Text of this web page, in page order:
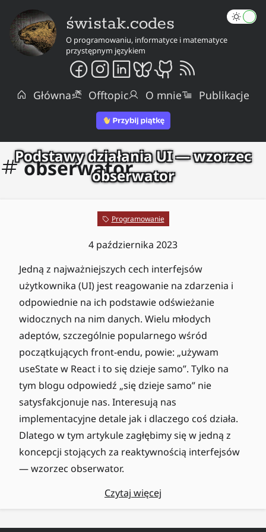
świstak.codes
O programowaniu, informatyce i matematyce
przystępnym językiem
Główna Offtopic O mnie Publikacje
obserwator
Podstawy działania UI — wzorzec
obserwator
Programowanie
4 października 2023
Jedną z najważniejszych cech interfejsów
użytkownika (UI) jest reagowanie na zdarzenia i
odpowiednie na ich podstawie odświeżanie
widocznych na nim danych. Wielu młodych
adeptów, szczególnie popularnego wśród
początkujących front-endu, powie: „używam
useState w React i to się dzieje samo”. Tylko na
tym blogu odpowiedź „się dzieje samo” nie
satysfakcjonuje nas. Interesują nas
implementacyjne detale jak i dlaczego coś działa.
Dlatego w tym artykule zagłębimy się w jedną z
koncepcji stojących za reaktywnością interfejsów
— wzorzec obserwator.
Czytaj więcej